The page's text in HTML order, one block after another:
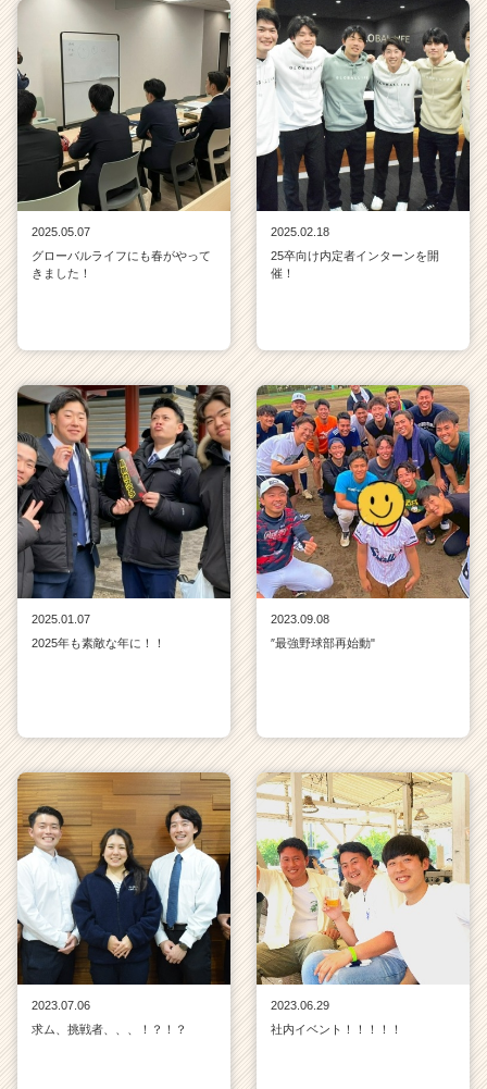
2025.05.07
グローバルライフにも春がやって
きました！
2025.02.18
25卒向け内定者インターンを開
催！
2025.01.07
2025年も素敵な年に！！
2023.09.08
″最強野球部再始動"
2023.07.06
求ム、挑戦者、、、！？！？
2023.06.29
社内イベント！！！！！